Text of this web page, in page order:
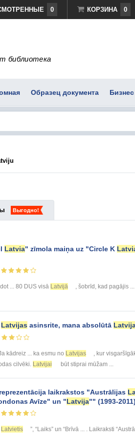
0 КОРЗИНА 0
библиотека
Образец документа
Выгодно!
Latvia" zīmola maiņa uz "Circle K
... 80 DUS visā Latvijā
, šobrīd, kad pagājis
Latvijas asinsrite, mana absolūtā
kādreiz ... ka esmu no Latvijas
, kur
cilvēki. Latvijai būt stiprai mūžam ...
laikrakstos "Austrālijas
Avīze" un "Latvija"" (1993-2011)
Latvietis ”, “Laiks” un “Brīvā ... . Laikraksti